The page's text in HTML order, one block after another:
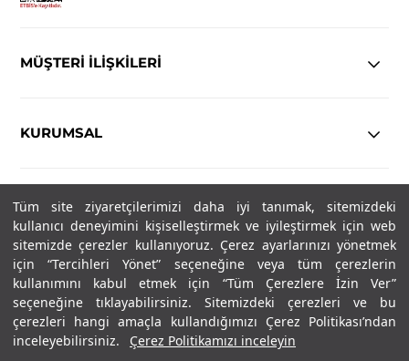
Tüm site ziyaretçilerimizi daha iyi tanımak, sitemizdeki
kullanıcı deneyimini kişiselleştirmek ve iyileştirmek için web
sitemizde çerezler kullanıyoruz. Çerez ayarlarınızı yönetmek
için “Tercihleri Yönet” seçeneğine veya tüm çerezlerin
kullanımını kabul etmek için “Tüm Çerezlere İzin Ver”
seçeneğine tıklayabilirsiniz. Sitemizdeki çerezleri ve bu
çerezleri hangi amaçla kullandığımızı Çerez Politikası’ndan
inceleyebilirsiniz.
Çerez Politikamızı inceleyin
MÜŞTERİ İLİŞKİLERİ
KURUMSAL
YASAL
Copyright© 2025 IN-FORMAL Tüm hakları saklıdır.
SOSYAL MEDYA